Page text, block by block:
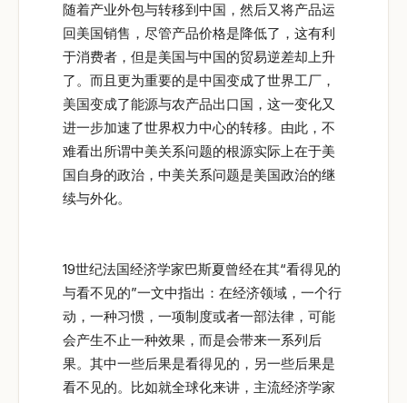
随着产业外包与转移到中国，然后又将产品运
回美国销售，尽管产品价格是降低了，这有利
于消费者，但是美国与中国的贸易逆差却上升
了。而且更为重要的是中国变成了世界工厂，
美国变成了能源与农产品出口国，这一变化又
进一步加速了世界权力中心的转移。由此，不
难看出所谓中美关系问题的根源实际上在于美
国自身的政治，中美关系问题是美国政治的继
续与外化。
19世纪法国经济学家巴斯夏曾经在其“看得见的
与看不见的”一文中指出：在经济领域，一个行
动，一种习惯，一项制度或者一部法律，可能
会产生不止一种效果，而是会带来一系列后
果。其中一些后果是看得见的，另一些后果是
看不见的。比如就全球化来讲，主流经济学家